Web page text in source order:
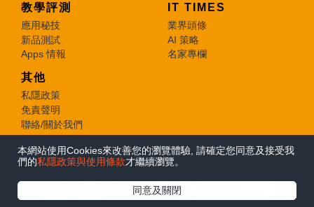
教學評測
應用秘技
新品測試
Apps 情報
IT TIMES
業界頭條
AI 策略
名家專欄
其他
私隱政策
免責聲明
聯絡/關於我們
© 2026 e-zone. All Rights Reserved.
本網站使用Cookies來改善您的瀏覽體驗, 請確定您同意及接受我
們的私隱政策與使用條款才繼續瀏覽。
同意及關閉